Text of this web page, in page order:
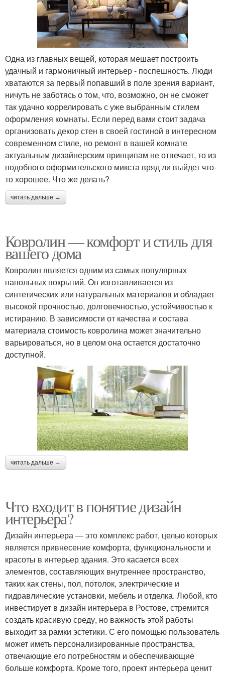
Одна из главных вещей, которая мешает построить
удачный и гармоничный интерьер - поспешность. Люди
хватаются за первый попавший в поле зрения вариант,
ничуть не заботясь о том, что, возможно, он не сможет
так удачно коррелировать с уже выбранным стилем
оформления комнаты. Если перед вами стоит задача
организовать декор стен в своей гостиной в интересном
современном стиле, но ремонт в вашей комнате
актуальным дизайнерским принципам не отвечает, то из
подобного оформительского микста вряд ли выйдет что-
то хорошее. Что же делать?
читать дальше →
Ковролин — комфорт и стиль для
вашего дома
Ковролин является одним из самых популярных
напольных покрытий. Он изготавливается из
синтетических или натуральных материалов и обладает
высокой прочностью, долговечностью, устойчивостью к
истиранию. В зависимости от качества и состава
материала стоимость ковролина может значительно
варьироваться, но в целом она остается достаточно
доступной.
читать дальше →
Что входит в понятие дизайн
интерьера?
Дизайн интерьера — это комплекс работ, целью которых
является привнесение комфорта, функциональности и
красоты в интерьер здания. Это касается всех
элементов, составляющих внутреннее пространство,
таких как стены, пол, потолок, электрические и
гидравлические установки, мебель и отделка. Любой, кто
инвестирует в дизайн интерьера в Ростове, стремится
создать красивую среду, но важность этой работы
выходит за рамки эстетики. С его помощью пользователь
может иметь персонализированные пространства,
отвечающие его потребностям и обеспечивающие
больше комфорта. Кроме того, проект интерьера ценит